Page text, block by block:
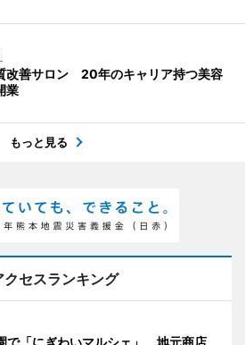
改善サロン 20年のキャリア持つ美容
業
もっと見る
クセスランキング